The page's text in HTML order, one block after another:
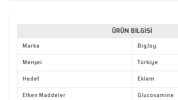
Gönder
ÜRÜN BİLGİSİ
Marka
BigJoy
Menşei
Türkiye
Hedef
Eklem
Etken Maddeler
Glucosamine